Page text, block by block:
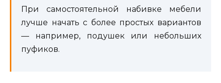
При самостоятельной набивке мебели
лучше начать с более простых вариантов
— например, подушек или небольших
пуфиков.